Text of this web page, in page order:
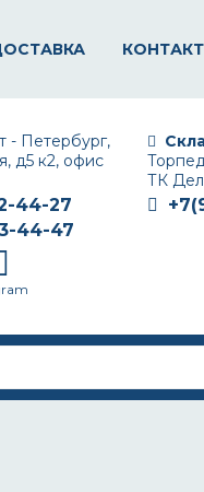
ТК
- Петербург,
д5 к2, офис
44-27
44-47